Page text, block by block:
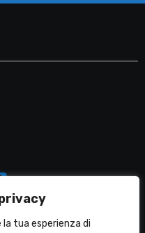
tua esperienza di